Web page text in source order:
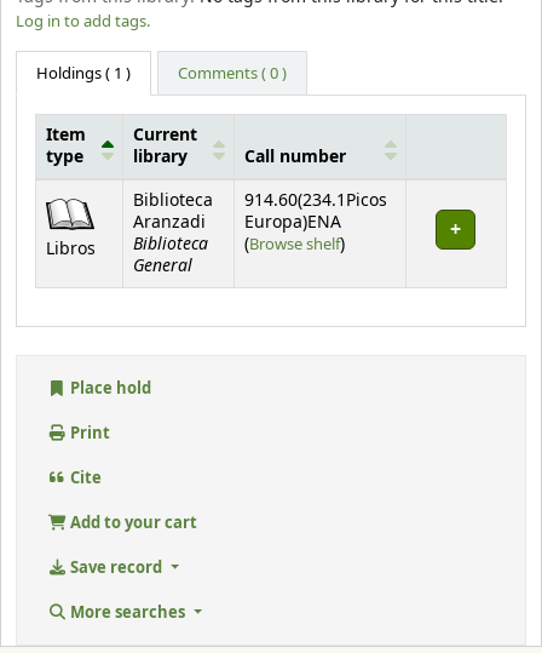
Log in to add tags.
Holdings( 1 ) Comments ( 0 )
Holdings
Item
type
Current
library
Call number
Libros
Biblioteca
Aranzadi
Biblioteca
General
914.60(234.1Picos
Europa)ENA
(Browse shelf(Opens below)
)
Place hold
Print
Cite
Add to your cart
Save record
More searches